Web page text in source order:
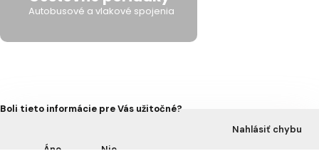
Autobusové a vlakové spojenia
Boli tieto informácie pre Vás užitočné?
Áno Nie
Nahlásiť chybu